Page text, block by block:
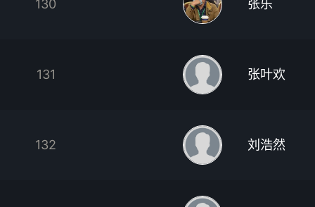
130 张乐
131 张叶欢
132 刘浩然